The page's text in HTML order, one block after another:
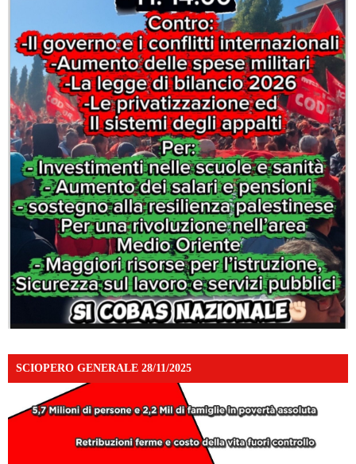
SCIOPERO GENERALE 28/11/2025